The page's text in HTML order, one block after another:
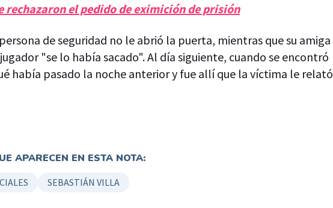
rechazaron el pedido de eximición de prisión
de seguridad no le abrió la puerta, mientras que su amiga
"se lo había sacado". Al día siguiente, cuando se encontró
había pasado la noche anterior y fue allí que la víctima le relató
APARECEN EN ESTA NOTA:
SEBASTIÁN VILLA